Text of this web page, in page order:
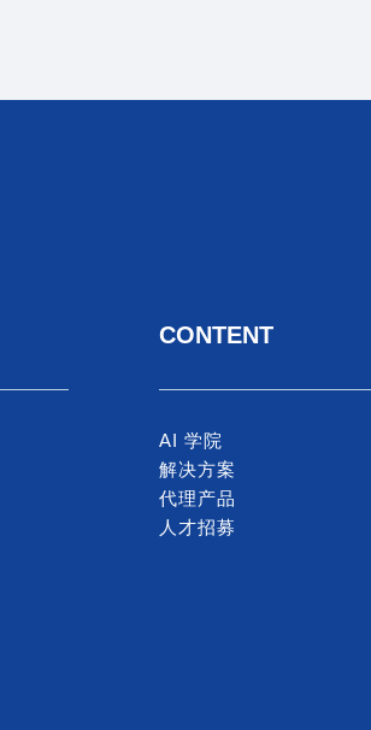
长者
2018年
若是老
CONTENT
AI 学院
解决方案
代理产品
人才招募